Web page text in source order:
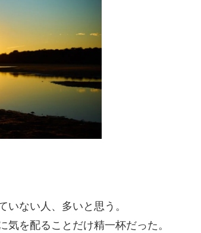
ない人、多いと思う。
を配ることだけ精一杯だった。